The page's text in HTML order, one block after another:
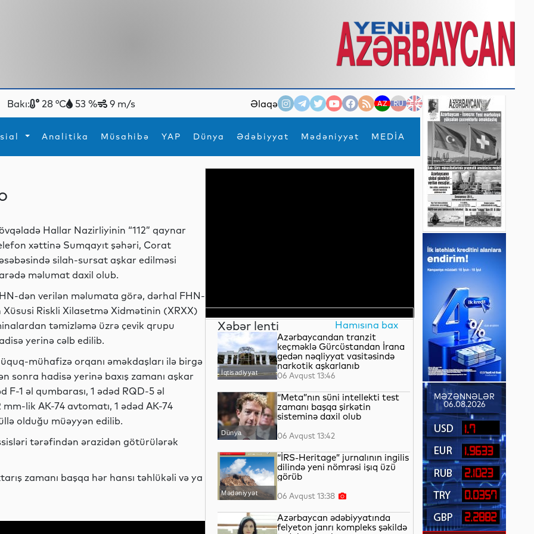
Bakı: 28 °C 53 % 9 m/s Əlaqə AZ RU EN
Analitika Müsahibə YAP Dünya Ədəbiyyat Mədəniyyət MEDİA
×
İdman
Hallar Nazirliyinin “112” qaynar
xəttinə Sumqayıt şəhəri, Corat
silah-sursat aşkar edilməsi
məlumat daxil olub.
dən verilən məlumata görə, dərhal FHN-
Xüsusi Riskli Xilasetmə Xidmətinin (XRXX)
təmizləmə üzrə çevik qrupu
yerinə cəlb edilib.
mühafizə orqanı əməkdaşları ilə birgə
hadisə yerinə baxış zamanı aşkar
1 əl qumbarası, 1 ədəd RQD-5 əl
mm-lik AK-74 avtomatı, 1 ədəd AK-74
olduğu müəyyən edilib.
tərəfindən ərazidən götürülərək
zamanı başqa hər hansı təhlükəli və ya
Xəbər lenti Hamısına bax
İqtisadiyyat
Azərbaycandan tranzit
keçməklə Gürcüstandan İrana
gedən nəqliyyat vasitəsində
narkotik aşkarlanıb
06 Avqust 13:46
Dünya
“Meta”nın süni intellekti test
zamanı başqa şirkətin
sisteminə daxil olub
06 Avqust 13:42
Mədəniyyət
“İRS-Heritage” jurnalının ingilis
dilində yeni nömrəsi işıq üzü
görüb
06 Avqust 13:38
Azərbaycan ədəbiyyatında
felyeton janrı kompleks şəkildə
MƏZƏNNƏLƏR
06.08.2026
1.7
1.9633
2.1023
0.0357
2.2882